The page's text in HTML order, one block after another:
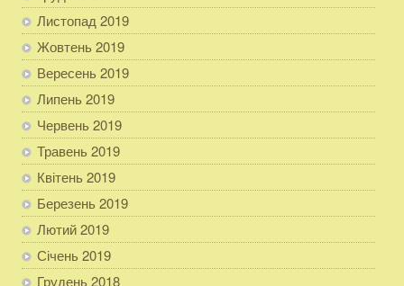
Листопад 2019
Жовтень 2019
Вересень 2019
Липень 2019
Червень 2019
Травень 2019
Квітень 2019
Березень 2019
Лютий 2019
Січень 2019
Грудень 2018